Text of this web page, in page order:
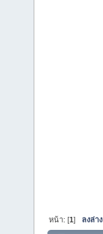
หน้า: [1] ลงล่าง